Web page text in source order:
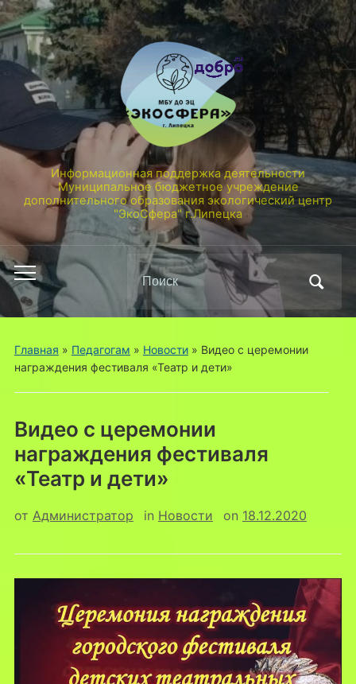
Информационная поддержка деятельности
Муниципальное бюджетное учреждение
дополнительного образования экологический центр
"ЭкоСфера" г.Липецка
Переключить
мобильное
меню
Поиск
по:
Главная » Педагогам » Новости» Видео с церемонии
награждения фестиваля «Театр и дети»
Видео с церемонии
награждения фестиваля
«Театр и дети»
от Администратор in Новости on 18.12.2020